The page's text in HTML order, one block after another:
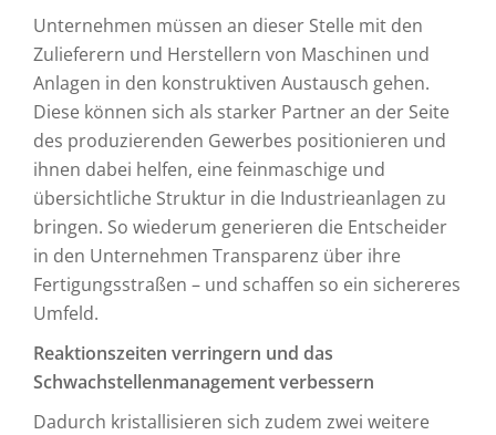
Unternehmen müssen an dieser Stelle mit den
Zulieferern und Herstellern von Maschinen und
Anlagen in den konstruktiven Austausch gehen.
Diese können sich als starker Partner an der Seite
des produzierenden Gewerbes positionieren und
ihnen dabei helfen, eine feinmaschige und
übersichtliche Struktur in die Industrieanlagen zu
bringen. So wiederum generieren die Entscheider
in den Unternehmen Transparenz über ihre
Fertigungsstraßen – und schaffen so ein sichereres
Umfeld.
Reaktionszeiten verringern und das
Schwachstellenmanagement verbessern
Dadurch kristallisieren sich zudem zwei weitere